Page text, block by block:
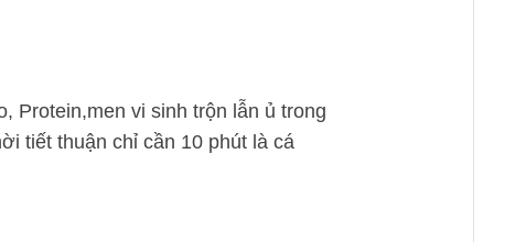
Protein,men vi sinh trộn lẫn ủ trong
tiết thuận chỉ cần 10 phút là cá